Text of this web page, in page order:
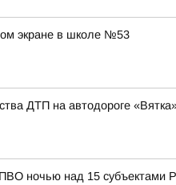
экране в школе №53
ДТП на автодороге
ночью над 15 субъектами